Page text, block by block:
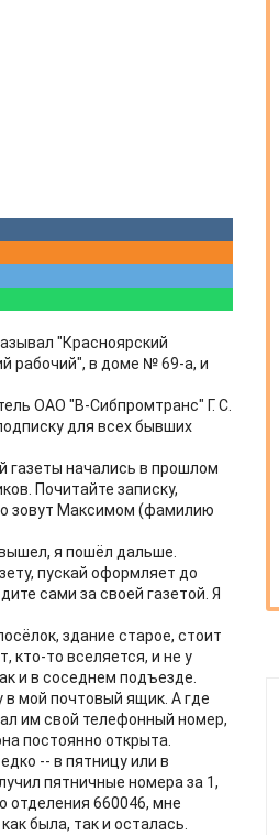
"Красноярский
рабочий", в доме № 69-а, и
ОАО "В-Сибпромтранс" Г. С.
для всех бывших
газеты начались в прошлом
Почитайте записку,
зовут Максимом (фамилию
я пошёл дальше.
пускай оформляет до
сами за своей газетой. Я
здание старое, стоит
то вселяется, и не у
и в соседнем подъезде.
в мой почтовый ящик. А где
им свой телефонный номер,
постоянно открыта.
-- в пятницу или в
пятничные номера за 1,
отделения 660046, мне
была, так и осталась.